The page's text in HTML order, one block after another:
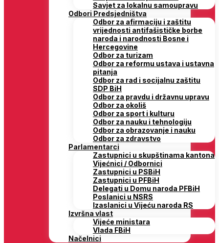
Savjet za lokalnu samoupravu
Odbori Predsjedništva
Odbor za afirmaciju i zaštitu
vrijednosti antifašističke borbe
naroda i narodnosti Bosne i
Hercegovine
Odbor za turizam
Odbor za reformu ustava i ustavna
pitanja
Odbor za rad i socijalnu zaštitu
SDP BiH
Odbor za pravdu i državnu upravu
Odbor za okoliš
Odbor za sport i kulturu
Odbor za nauku i tehnologiju
Odbor za obrazovanje i nauku
Odbor za zdravstvo
Parlamentarci
Zastupnici u skupštinama kantona
Vijećnici / Odbornici
Zastupnici u PSBiH
Zastupnici u PFBiH
Delegati u Domu naroda PFBiH
Poslanici u NSRS
Izaslanici u Vijeću naroda RS
Izvršna vlast
Vijeće ministara
Vlada FBiH
Načelnici